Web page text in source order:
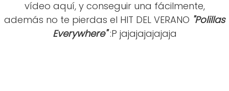
vídeo aquí, y conseguir una fácilmente,
además no te pierdas el HIT DEL VERANO "Polillas
Everywhere":P jajajajajajaja